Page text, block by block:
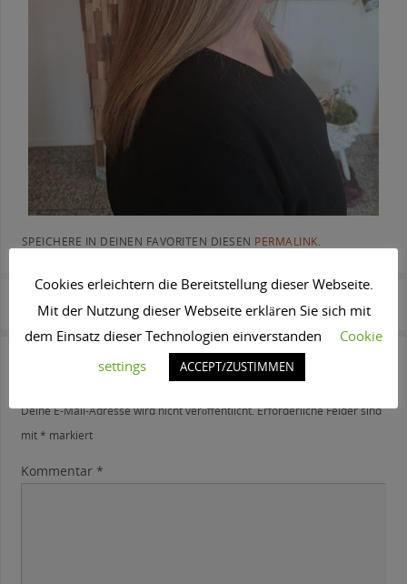
SPEICHERE IN DEINEN FAVORITEN DIESEN PERMALINK.
bildschön beilngries bildschön beilngries
Schreibe einen Kommentar
Deine E-Mail-Adresse wird nicht veröffentlicht.Erforderliche Felder sind
mit* markiert
Kommentar *
Cookies erleichtern die Bereitstellung dieser Webseite.
Mit der Nutzung dieser Webseite erklären Sie sich mit
dem Einsatz dieser Technologien einverstanden
Cookie
settings
ACCEPT/ZUSTIMMEN